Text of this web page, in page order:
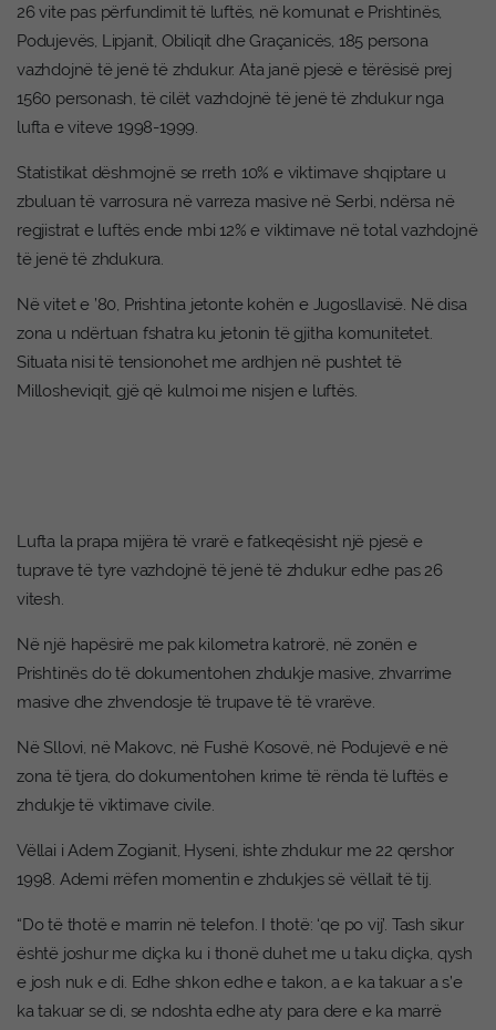
26 vite pas përfundimit të luftës, në komunat e Prishtinës,
Podujevës, Lipjanit, Obiliqit dhe Graçanicës, 185 persona
vazhdojnë të jenë të zhdukur. Ata janë pjesë e tërësisë prej
1560 personash, të cilët vazhdojnë të jenë të zhdukur nga
lufta e viteve 1998-1999.
Statistikat dëshmojnë se rreth 10% e viktimave shqiptare u
zbuluan të varrosura në varreza masive në Serbi, ndërsa në
regjistrat e luftës ende mbi 12% e viktimave në total vazhdojnë
të jenë të zhdukura.
Në vitet e ’80, Prishtina jetonte kohën e Jugosllavisë. Në disa
zona u ndërtuan fshatra ku jetonin të gjitha komunitetet.
Situata nisi të tensionohet me ardhjen në pushtet të
Millosheviqit, gjë që kulmoi me nisjen e luftës.
Lufta la prapa mijëra të vrarë e fatkeqësisht një pjesë e
tuprave të tyre vazhdojnë të jenë të zhdukur edhe pas 26
vitesh.
Në një hapësirë me pak kilometra katrorë, në zonën e
Prishtinës do të dokumentohen zhdukje masive, zhvarrime
masive dhe zhvendosje të trupave të të vrarëve.
Në Sllovi, në Makovc, në Fushë Kosovë, në Podujevë e në
zona të tjera, do dokumentohen krime të rënda të luftës e
zhdukje të viktimave civile.
Vëllai i Adem Zogianit, Hyseni, ishte zhdukur me 22 qershor
1998. Ademi rrëfen momentin e zhdukjes së vëllait të tij.
“Do të thotë e marrin në telefon. I thotë: ‘qe po vij’. Tash sikur
është joshur me diçka ku i thonë duhet me u taku diçka, qysh
e josh nuk e di. Edhe shkon edhe e takon, a e ka takuar a s’e
ka takuar se di, se ndoshta edhe aty para dere e ka marrë